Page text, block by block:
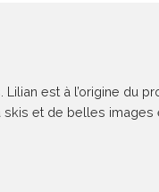
est à l’origine du
et de belles images